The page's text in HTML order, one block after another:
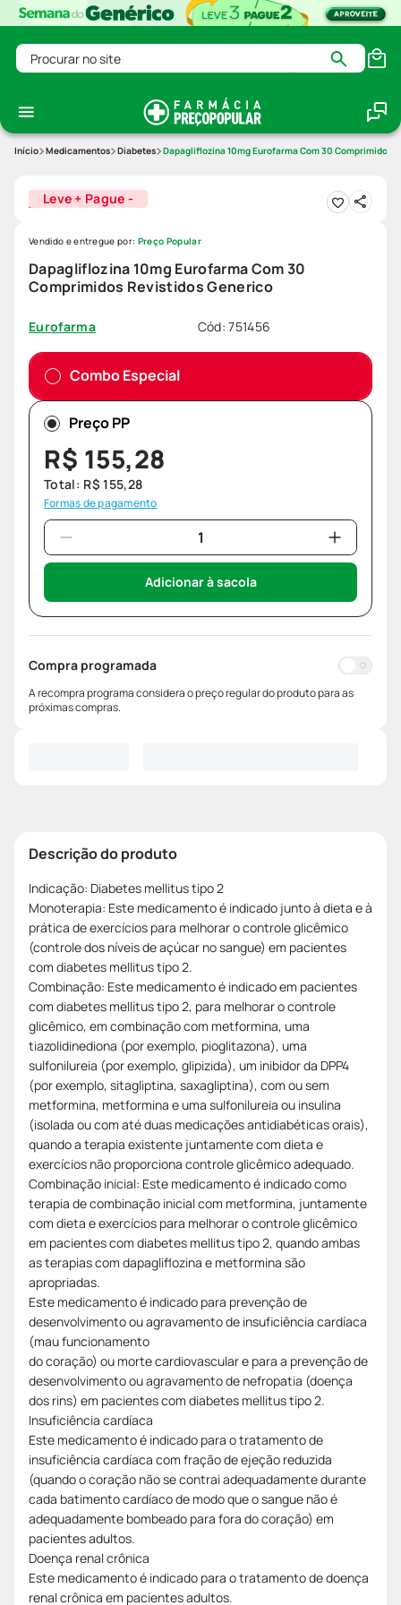
Procurar no site
Medicamentos Diabetes Dapagliflozina 10mg Eurofarma Com 30 Comprimidos
Leve + Pague -
Dapagliflozina 10mg Eurofarma Com 30
Comprimidos Revistidos Generico
Eurofarma Cód:751456
Vendido e entregue por: Preço Popular
Combo Especial
Preço PP
R$ 155,28
Total: R$ 155,28
Formas de pagamento
Adicionar à sacola
Compra programada
A recompra programa considera o preço regular do produto para as
próximas compras.
Descrição do produto
Indicação: Diabetes mellitus tipo 2
Monoterapia: Este medicamento é indicado junto à dieta e à
prática de exercícios para melhorar o controle glicêmico
(controle dos níveis de açúcar no sangue) em pacientes
com diabetes mellitus tipo 2.
Combinação: Este medicamento é indicado em pacientes
com diabetes mellitus tipo 2, para melhorar o controle
glicêmico, em combinação com metformina, uma
tiazolidinediona (por exemplo, pioglitazona), uma
sulfonilureia (por exemplo, glipizida), um inibidor da DPP4
(por exemplo, sitagliptina, saxagliptina), com ou sem
metformina, metformina e uma sulfonilureia ou insulina
(isolada ou com até duas medicações antidiabéticas orais),
quando a terapia existente juntamente com dieta e
exercícios não proporciona controle glicêmico adequado.
Combinação inicial: Este medicamento é indicado como
terapia de combinação inicial com metformina, juntamente
com dieta e exercícios para melhorar o controle glicêmico
em pacientes com diabetes mellitus tipo 2, quando ambas
as terapias com dapagliflozina e metformina são
apropriadas.
Este medicamento é indicado para prevenção de
desenvolvimento ou agravamento de insuficiência cardíaca
(mau funcionamento
do coração) ou morte cardiovascular e para a prevenção de
desenvolvimento ou agravamento de nefropatia (doença
dos rins) em pacientes com diabetes mellitus tipo 2.
Insuficiência cardíaca
Este medicamento é indicado para o tratamento de
insuficiência cardíaca com fração de ejeção reduzida
(quando o coração não se contrai adequadamente durante
cada batimento cardíaco de modo que o sangue não é
adequadamente bombeado para fora do coração) em
pacientes adultos.
Doença renal crônica
Este medicamento é indicado para o tratamento de doença
renal crônica em pacientes adultos.